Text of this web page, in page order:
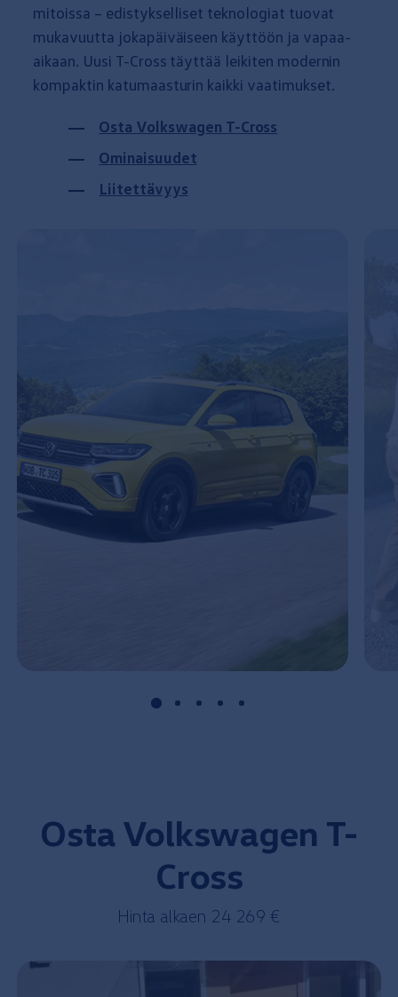
mitoissa – edistykselliset teknologiat tuovat
mukavuutta jokapäiväiseen käyttöön ja vapaa-
aikaan. Uusi T-Cross täyttää leikiten modernin
kompaktin katumaasturin kaikki vaatimukset.
Osta Volkswagen T-Cross
Ominaisuudet
Liitettävyys
Osta Volkswagen T-
Cross
Hinta alkaen 24 269 €